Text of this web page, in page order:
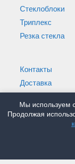
Стеклоблоки
Триплекс
Резка стекла
Контакты
Доставка
©
Мы используем
Продолжая